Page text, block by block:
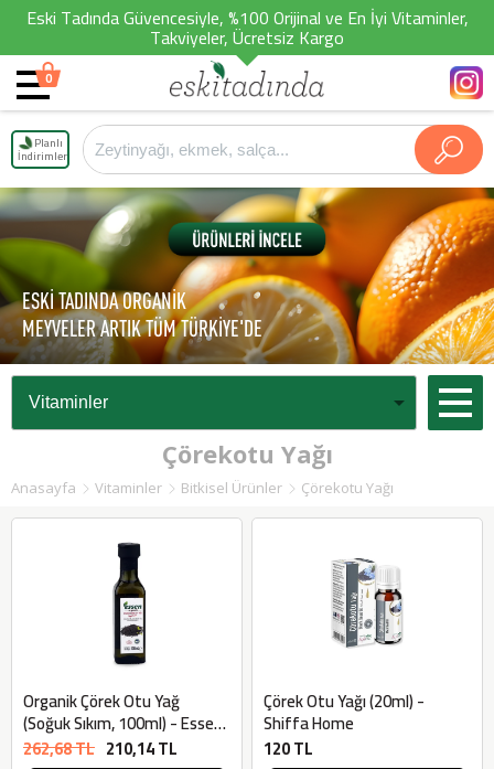
Eski Tadında Güvencesiyle, %100 Orijinal ve En İyi Vitaminler,
Takviyeler, Ücretsiz Kargo
0
Planlı
İndirimler
ESKİ TADINDA ORGANİK
MEYVELER ARTIK TÜM TÜRKİYE'DE
Çörekotu Yağı
Anasayfa Vitaminler Bitkisel Ürünler Çörekotu Yağı
Organik Çörek Otu Yağ
(Soğuk Sıkım, 100ml) - Essen
Organik
262,68 TL 210,14 TL
Çörek Otu Yağı (20ml) -
Shiffa Home
120 TL